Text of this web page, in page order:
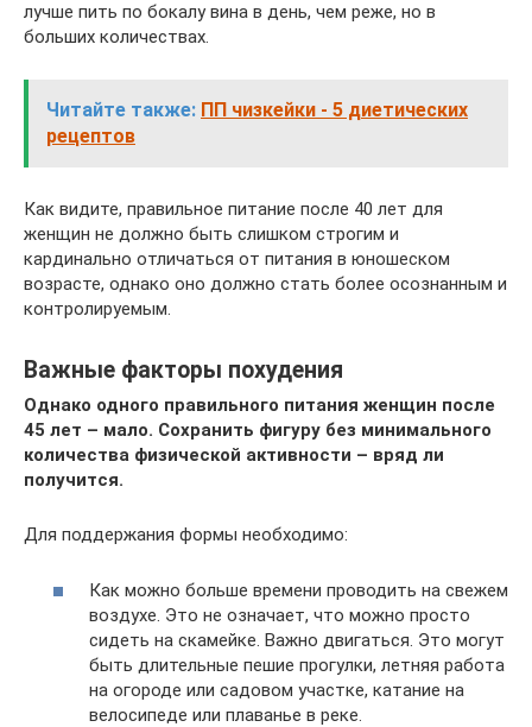
лучше пить по бокалу вина в день, чем реже, но в
больших количествах.
Читайте также: ПП чизкейки - 5 диетических
рецептов
Как видите, правильное питание после 40 лет для
женщин не должно быть слишком строгим и
кардинально отличаться от питания в юношеском
возрасте, однако оно должно стать более осознанным и
контролируемым.
Важные факторы похудения
Однако одного правильного питания женщин после
45 лет – мало. Сохранить фигуру без минимального
количества физической активности – вряд ли
получится.
Для поддержания формы необходимо:
Как можно больше времени проводить на свежем
воздухе. Это не означает, что можно просто
сидеть на скамейке. Важно двигаться. Это могут
быть длительные пешие прогулки, летняя работа
на огороде или садовом участке, катание на
велосипеде или плаванье в реке.